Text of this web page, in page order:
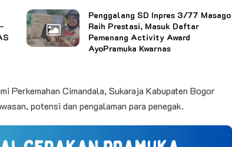
Penggalang SD Inpres 3/77 Masago
Raih Prestasi, Masuk Daftar
Pemenang Activity Award
AyoPramuka Kwarnas
Perkemahan Cimandala, Sukaraja Kabupaten Bogor
potensi dan pengalaman para penegak.